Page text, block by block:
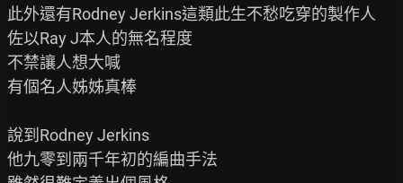
此外還有Rodney Jerkins這類此生不愁吃穿的製作人
佐以Ray J本人的無名程度
不禁讓人想大喊
有個名人姊姊真棒
說到Rodney Jerkins
他九零到兩千年初的編曲手法